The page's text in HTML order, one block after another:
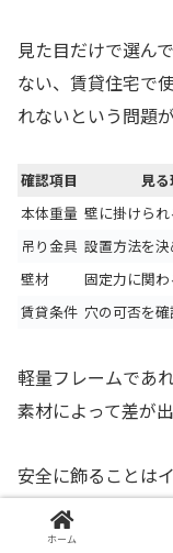
見た目だけで選ん
ない、賃貸住宅で
れないという問題
確認項目 見る
本体重量 壁に掛けら
吊り金具 設置方法を決
壁材
固定力に関わ
賃貸条件 穴の可否を
軽量フレームであ
素材によって差が出
安全に飾ることは
置方法は購入前に
ホーム